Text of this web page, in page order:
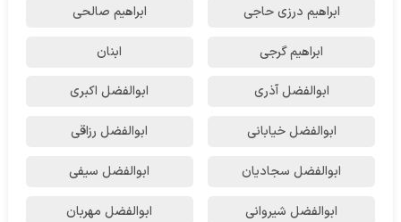
ابراهیم درزی حاجی ابراهیم صالحی
ابراهیم گرجی ابنان
ابوالفضل آذری ابوالفضل اکبری
ابوالفضل خیابانی ابوالفضل رزاقی
ابوالفضل سجادیان ابوالفضل سیفی
ابوالفضل شیروانی ابوالفضل مهربان